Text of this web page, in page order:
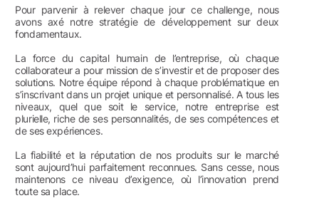
Pour parvenir à relever chaque jour ce challenge, nous
avons axé notre stratégie de développement sur deux
fondamentaux.
La force du capital humain de l’entreprise, où chaque
collaborateur a pour mission de s’investir et de proposer des
solutions. Notre équipe répond à chaque problématique en
s’inscrivant dans un projet unique et personnalisé. A tous les
niveaux, quel que soit le service, notre entreprise est
plurielle, riche de ses personnalités, de ses compétences et
de ses expériences.
La fiabilité et la réputation de nos produits sur le marché
sont aujourd’hui parfaitement reconnues. Sans cesse, nous
maintenons ce niveau d’exigence, où l’innovation prend
toute sa place.